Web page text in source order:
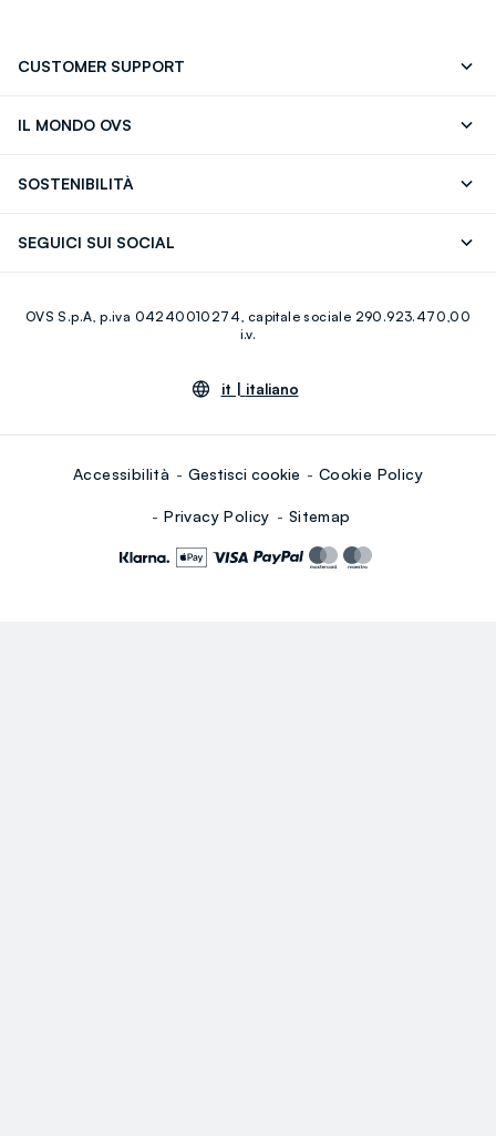
CUSTOMER SUPPORT
IL MONDO OVS
Giftcard
SOSTENIBILITÀ
SEGUICI SUI SOCIAL
Youtube Linkedin
OVS S.p.A, p.iva 04240010274, capitale sociale 290.923.470,00
i.v.
it | italiano
Accessibilità Gestisci cookie Cookie Policy
Privacy Policy Sitemap